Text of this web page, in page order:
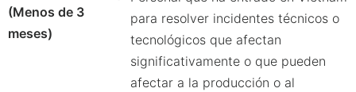
(Menos de 3
meses)
para resolver incidentes técnicos o
tecnológicos que afectan
significativamente o que pueden
afectar a la producción o al